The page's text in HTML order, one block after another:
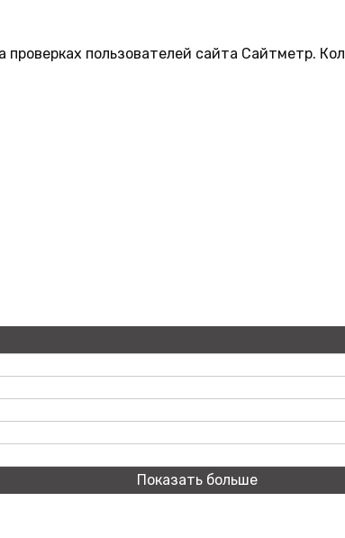
пользователей сайта Сайтметр.
Показать больше